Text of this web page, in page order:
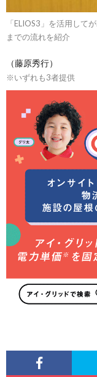
「ELIOS3」を活用して
までの流れを紹介
（藤原秀行）
※いずれも3者提供